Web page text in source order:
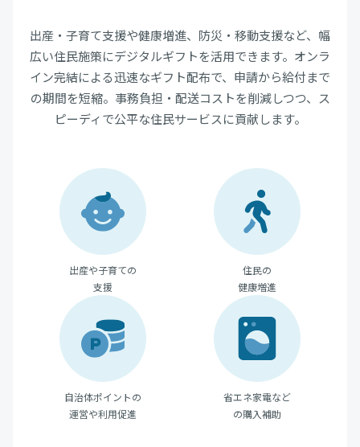
出産・子育て支援や健康増進、防災・移動支援など、幅
広い住民施策にデジタルギフトを活用できます。オンラ
イン完結による迅速なギフト配布で、申請から給付まで
の期間を短縮。事務負担・配送コストを削減しつつ、ス
ピーディで公平な住民サービスに貢献します。
出産や子育ての
支援
住民の
健康増進
自治体ポイントの
運営や利用促進
省エネ家電など
の購入補助